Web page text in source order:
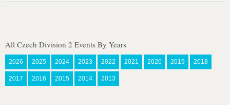
All Czech Division 2 Events By Years
2026 2025 2024 2023 2022 2021 2020 2019 2018
2017 2016 2015 2014 2013